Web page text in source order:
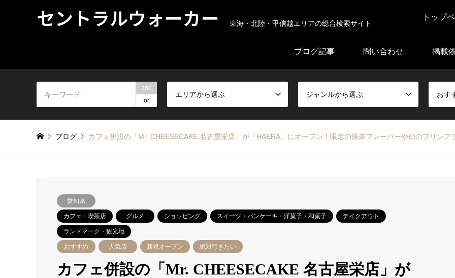
セントラルウォーカー 東海・北陸・甲信越エリアの総合検索サイト
トップ
ブログ記事 問い合わせ 掲載
and
or
エリアから選ぶ ジャンルから選ぶ おす
ブログ カフェ併設の「Mr. CHEESECAKE 名古屋栄店」が「HAERA」にオープン！限定の抹茶フレーバーや幻のプリンア
愛知県
カフェ・喫茶店 グルメ ショッピング スイーツ・パンケーキ・洋菓子・和菓子 テイクアウト
ランドマーク・観光地
おすすめ 人気店 新規オープン 絶対行きたい
カフェ併設の「Mr. CHEESECAKE 名古屋栄店」が